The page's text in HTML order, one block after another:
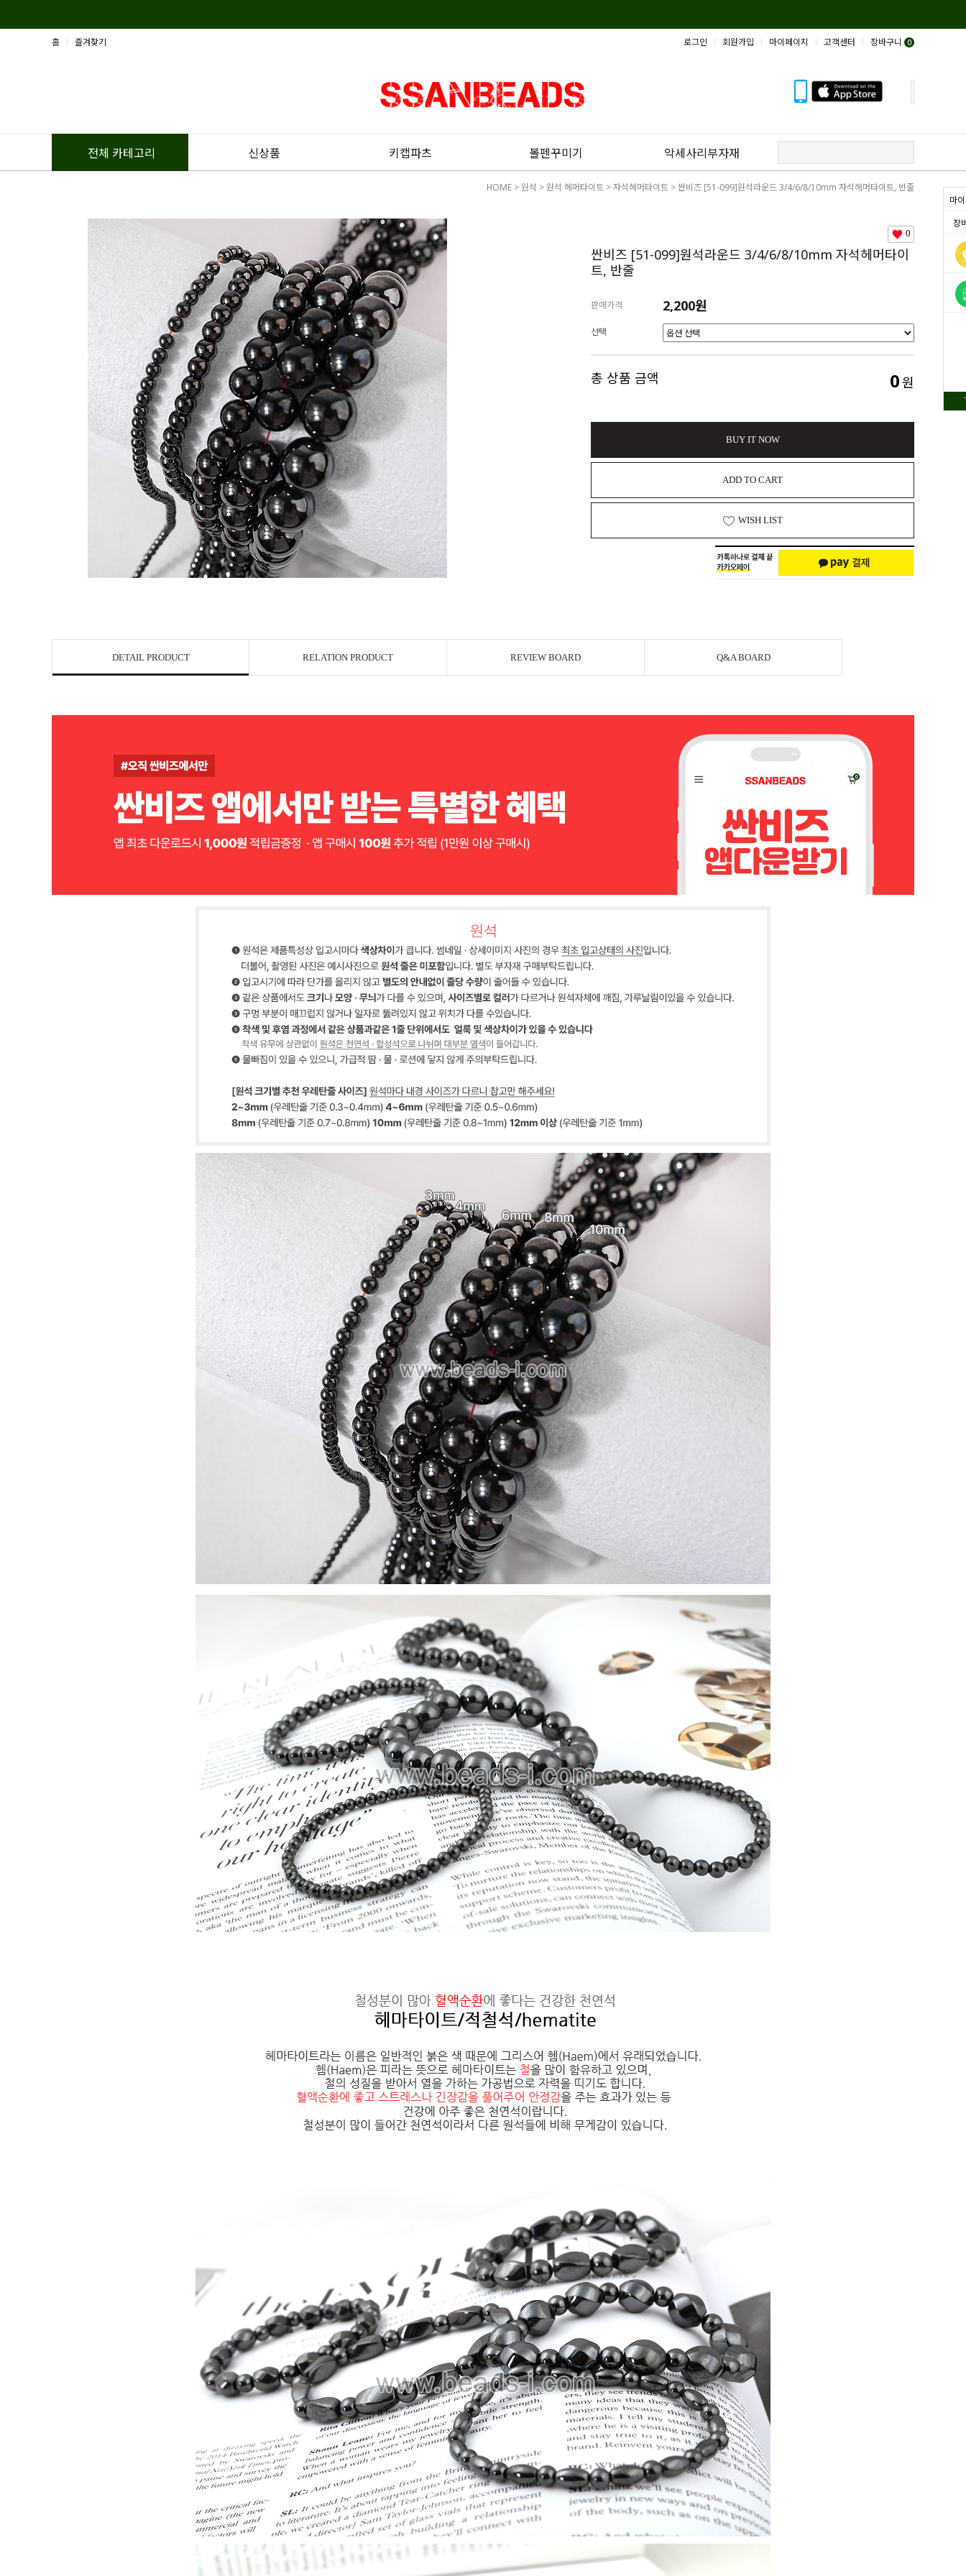
마
장
홈 즐겨찾기 로그인 회원가입 마이페이지 고객센터 장바구니 0
전체 카테고리 신상품 키캡파츠 볼펜꾸미기 악세사리부자재
HOME >원석 >원석 헤머타이트 >자석헤머타이트 > 싼비즈 [51-099]원석라운드 3/4/6/8/10mm 자석헤머타이트, 반줄
0
싼비즈 [51-099]원석라운드 3/4/6/8/10mm 자석헤머타이
트, 반줄
판매가격 2,200원
선택
총 상품 금액 0원
BUY IT NOW
ADD TO CART
WISH LIST
DETAIL PRODUCT RELATION PRODUCT REVIEW BOARD Q&A BOARD